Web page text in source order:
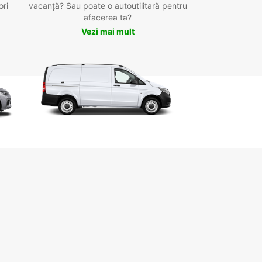
vacanță? Sau poate o autoutilitară pentru
afacerea ta?
Vezi mai mult